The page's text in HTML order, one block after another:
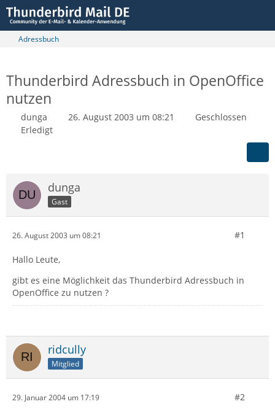
Adressbuch
Thunderbird Adressbuch in OpenOffice
nutzen
dunga 26. August 2003 um 08:21
Geschlossen
Erledigt
dunga
Gast
26. August 2003 um 08:21 #1
Hallo Leute,
gibt es eine Möglichkeit das Thunderbird Adressbuch in
OpenOffice zu nutzen ?
ridcully
Mitglied
29. Januar 2004 um 17:19 #2